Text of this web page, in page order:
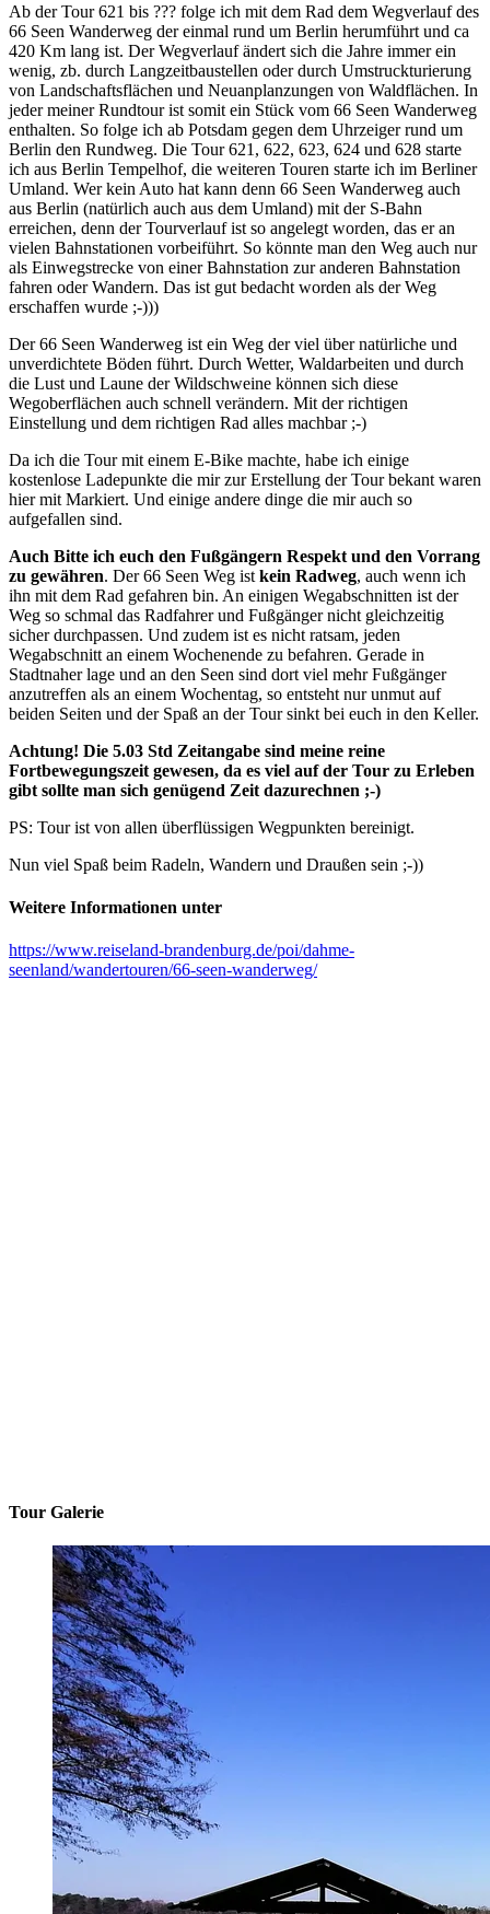
Ab der Tour 621 bis ??? folge ich mit dem Rad dem Wegverlauf des
66 Seen Wanderweg der einmal rund um Berlin herumführt und ca
420 Km lang ist. Der Wegverlauf ändert sich die Jahre immer ein
wenig, zb. durch Langzeitbaustellen oder durch Umstruckturierung
von Landschaftsflächen und Neuanplanzungen von Waldflächen. In
jeder meiner Rundtour ist somit ein Stück vom 66 Seen Wanderweg
enthalten. So folge ich ab Potsdam gegen dem Uhrzeiger rund um
Berlin den Rundweg. Die Tour 621, 622, 623, 624 und 628 starte
ich aus Berlin Tempelhof, die weiteren Touren starte ich im Berliner
Umland. Wer kein Auto hat kann denn 66 Seen Wanderweg auch
aus Berlin (natürlich auch aus dem Umland) mit der S-Bahn
erreichen, denn der Tourverlauf ist so angelegt worden, das er an
vielen Bahnstationen vorbeiführt. So könnte man den Weg auch nur
als Einwegstrecke von einer Bahnstation zur anderen Bahnstation
fahren oder Wandern. Das ist gut bedacht worden als der Weg
erschaffen wurde ;-)))
Der 66 Seen Wanderweg ist ein Weg der viel über natürliche und
unverdichtete Böden führt. Durch Wetter, Waldarbeiten und durch
die Lust und Laune der Wildschweine können sich diese
Wegoberflächen auch schnell verändern. Mit der richtigen
Einstellung und dem richtigen Rad alles machbar ;-)
Da ich die Tour mit einem E-Bike machte, habe ich einige
kostenlose Ladepunkte die mir zur Erstellung der Tour bekant waren
hier mit Markiert. Und einige andere dinge die mir auch so
aufgefallen sind.
Auch Bitte ich euch den Fußgängern Respekt und den Vorrang
zu gewähren. Der 66 Seen Weg ist kein Radweg, auch wenn ich
ihn mit dem Rad gefahren bin. An einigen Wegabschnitten ist der
Weg so schmal das Radfahrer und Fußgänger nicht gleichzeitig
sicher durchpassen. Und zudem ist es nicht ratsam, jeden
Wegabschnitt an einem Wochenende zu befahren. Gerade in
Stadtnaher lage und an den Seen sind dort viel mehr Fußgänger
anzutreffen als an einem Wochentag, so entsteht nur unmut auf
beiden Seiten und der Spaß an der Tour sinkt bei euch in den Keller.
Achtung! Die 5.03 Std Zeitangabe sind meine reine
Fortbewegungszeit gewesen, da es viel auf der Tour zu Erleben
gibt sollte man sich genügend Zeit dazurechnen ;-)
PS: Tour ist von allen überflüssigen Wegpunkten bereinigt.
Nun viel Spaß beim Radeln, Wandern und Draußen sein ;-))
Weitere Informationen unter
https://www.reiseland-brandenburg.de/poi/dahme-
seenland/wandertouren/66-seen-wanderweg/
Tour Galerie